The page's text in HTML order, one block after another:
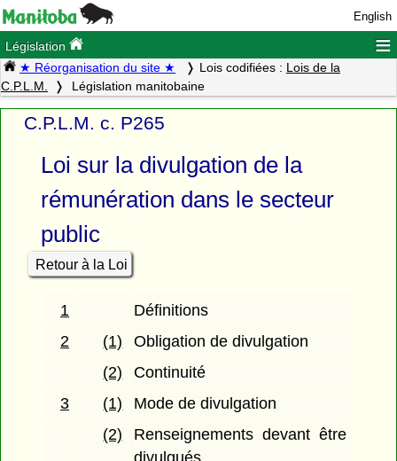
English
Législation ≡
★ Réorganisation du site ★ Lois codifiées : Lois de la
C.P.L.M.
Législation manitobaine
C.P.L.M. c. P265
Loi sur la divulgation de la
rémunération dans le secteur
public
Retour à la Loi
1
Définitions
2
(1)
Obligation de divulgation
(2)
Continuité
3
(1)
Mode de divulgation
(2)
Renseignements devant être